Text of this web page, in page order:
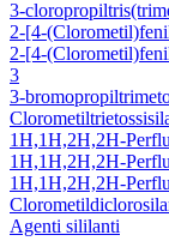
3-
2-[4-
2-[4-
3
3-
1H,1H,2H,2H-
1H,1H,2H,2H-
1H,1H,2H,2H-
Agenti sililanti